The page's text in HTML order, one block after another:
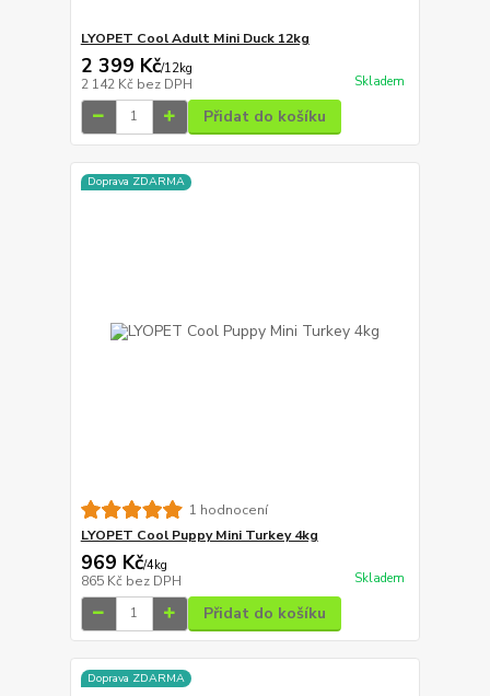
LYOPET Cool Adult Mini Duck 12kg
2 399 Kč/12kg
2 142 Kč bez DPH Skladem
Přidat do košíku
Doprava ZDARMA
1 hodnocení
LYOPET Cool Puppy Mini Turkey 4kg
969 Kč/4kg
865 Kč bez DPH Skladem
Přidat do košíku
Doprava ZDARMA